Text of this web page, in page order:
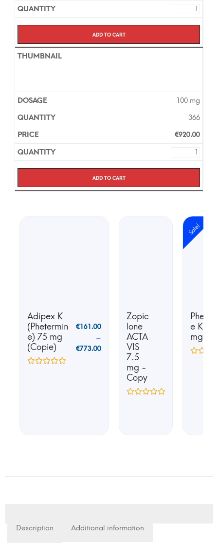
Add to cart
100 mg
366
€920.00
Add to cart
Adipex K
(Phetermin
e) 75 mg
(Copie)
€161.00
–
€773.00
Zopic
lone
ACTA
VIS
7.5
mg -
Copy
Sale!
e K25
mg
Description Additional information